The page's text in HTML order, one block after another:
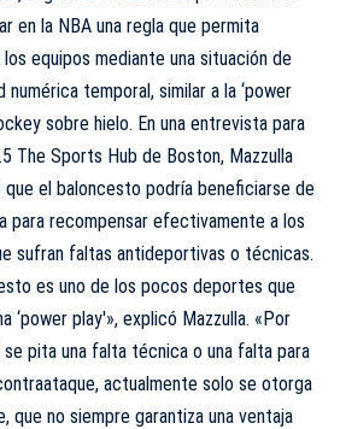
en la NBA una regla que permita
los equipos mediante una situación de
numérica temporal, similar a la ‘power
sobre hielo. En una entrevista para
The Sports Hub de Boston, Mazzulla
que el baloncesto podría beneficiarse de
para recompensar efectivamente a los
sufran faltas antideportivas o técnicas.
es uno de los pocos deportes que
‘power play'», explicó Mazzulla. «Por
se pita una falta técnica o una falta para
actualmente solo se otorga
que no siempre garantiza una ventaja